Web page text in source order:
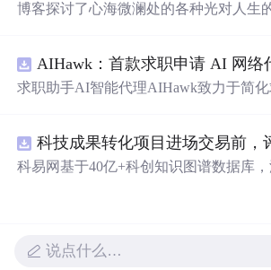
博客探讨了心海微澜处的各种光对人生
暖世界。
AIHawk：首款求职申请 AI 网络
求职助手AI智能代理AIHawk致力于简
科易网基于40亿+科创知识图谱数据库
智能化发展。
说点什么…